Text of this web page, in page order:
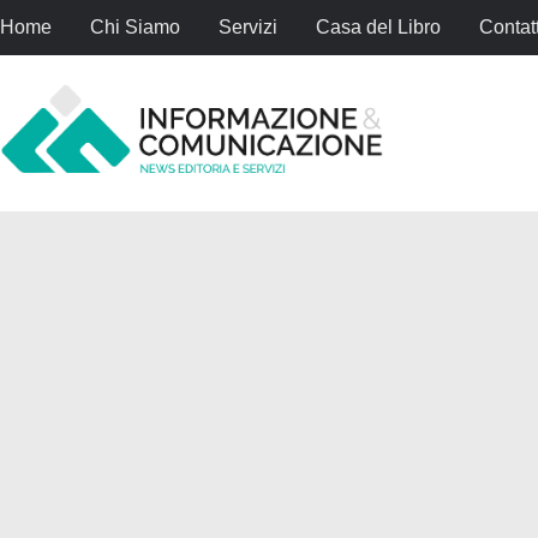
Home Chi Siamo Servizi Casa del Libro